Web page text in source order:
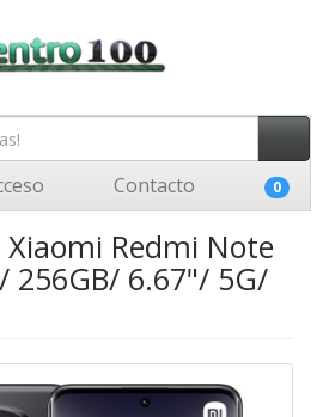
Contacto 0
Redmi Note
256GB/ 6.67"/ 5G/